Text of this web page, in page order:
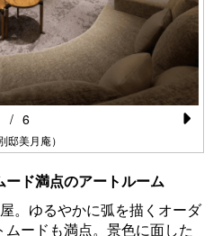
邸美月庵）
/ 6
ド満点のアートルーム
。ゆるやかに弧を描くオーダ
ードも満点。景色に面した